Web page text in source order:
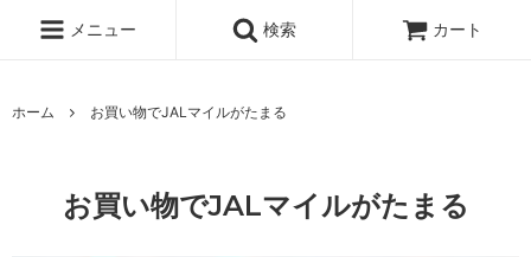
メニュー 検索 カート
ホーム お買い物でJALマイルがたまる
お買い物でJALマイルがたまる